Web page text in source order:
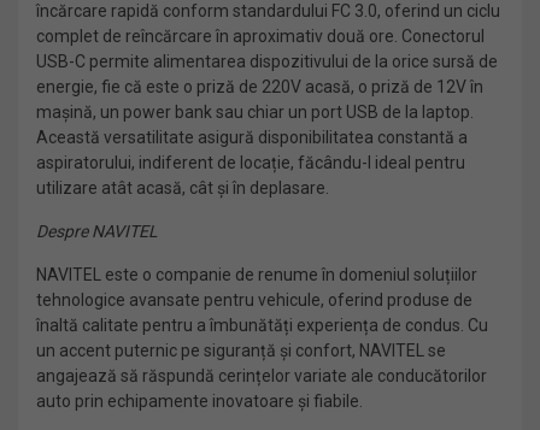
încărcare rapidă conform standardului FC 3.0, oferind un ciclu
complet de reîncărcare în aproximativ două ore. Conectorul
USB-C permite alimentarea dispozitivului de la orice sursă de
energie, fie că este o priză de 220V acasă, o priză de 12V în
mașină, un power bank sau chiar un port USB de la laptop.
Această versatilitate asigură disponibilitatea constantă a
aspiratorului, indiferent de locație, făcându-l ideal pentru
utilizare atât acasă, cât și în deplasare.
Despre NAVITEL
NAVITEL este o companie de renume în domeniul soluțiilor
tehnologice avansate pentru vehicule, oferind produse de
înaltă calitate pentru a îmbunătăți experiența de condus. Cu
un accent puternic pe siguranță și confort, NAVITEL se
angajează să răspundă cerințelor variate ale conducătorilor
auto prin echipamente inovatoare și fiabile.